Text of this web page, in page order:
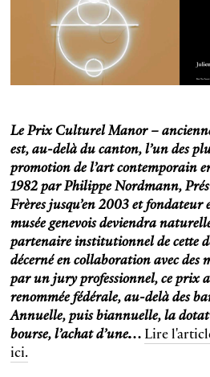
Le Prix Culturel Manor –
est, au-delà du canton, l’un des
promotion de l’art contemporain
1982 par Philippe Nordmann,
Frères jusqu’en 2003 et
musée genevois deviendra
partenaire institutionnel de cette
décerné en collaboration avec des
par un jury professionnel, ce prix
renommée fédérale, au-delà des
Annuelle, puis biannuelle, la
bourse, l’achat d’une… Lire
ici.